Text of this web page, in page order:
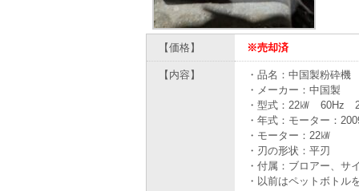
【価格】 ※売却済
【内容】
・品名：中国製粉砕
・メーカー：中国製
・型式：22㎾ 60Hz
・年式：モーター：
・モーター：22㎾
・刃の形状：平刃
・付属：ブロアー、サ
・以前はペットボトル